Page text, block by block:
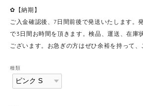
✿【納期】
ご入金確認後、7日間前後で発送いたします。
で3日間お時間を頂きます。検品、運送、在庫
ございます。お急ぎの方はぜひ余裕を持って、
種類